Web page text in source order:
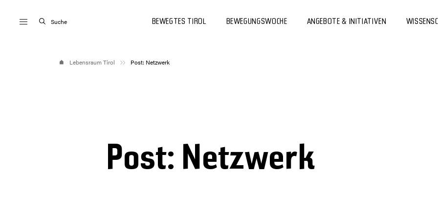
Suche BEWEGTES TIROL BEWEGUNGSWOCHE ANGEBOTE & INITIATIVEN
Lebensraum Tirol Post: Netzwerk
Post: Netzwerk